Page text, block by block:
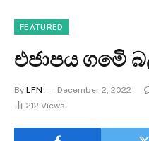
FEATURED
එජාපය ගමෙි
By LFN December 2, 2022
212 Views